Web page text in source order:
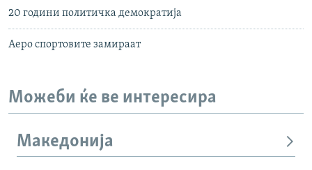
20 години политичка демократија
Аеро спортовите замираат
Можеби ќе ве интересира
Македонија